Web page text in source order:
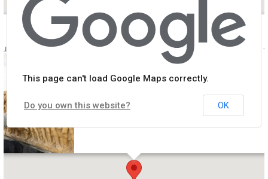
du sarcophage dit du “Bon Pasteur” - Cour du Palais Fesch
This page can't load Google Maps correctly.
Do you own this website? OK